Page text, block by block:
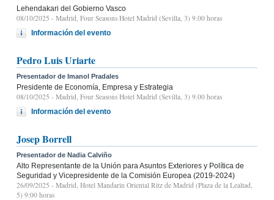
Lehendakari del Gobierno Vasco
08/10/2025 - Madrid, Four Seasons Hotel Madrid (Sevilla, 3) 9.00 horas
Información del evento
Pedro Luis Uriarte
Presentador de Imanol Pradales
Presidente de Economía, Empresa y Estrategia
08/10/2025 - Madrid, Four Seasons Hotel Madrid (Sevilla, 3) 9.00 horas
Información del evento
Josep Borrell
Presentador de Nadia Calviño
Alto Representante de la Unión para Asuntos Exteriores y Política de
Seguridad y Vicepresidente de la Comisión Europea (2019-2024)
26/09/2025 - Madrid, Hotel Mandarin Oriental Ritz de Madrid (Plaza de la Lealtad,
5) 9:00 horas